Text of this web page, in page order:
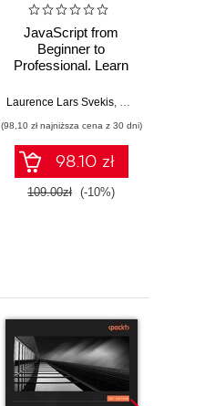
JavaScript from
Beginner to
Professional. Learn
building fun,
dynamic web apps,
games, and pages
Laurence Lars Svekis
(98,10 zł najniższa cena z 30 dni)
98.10 zł
109.00zł (-10%)